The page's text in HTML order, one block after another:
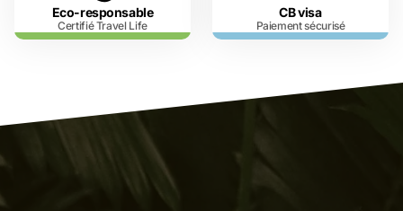
Eco-responsable
Certifié Travel Life
CB visa
Paiement sécurisé